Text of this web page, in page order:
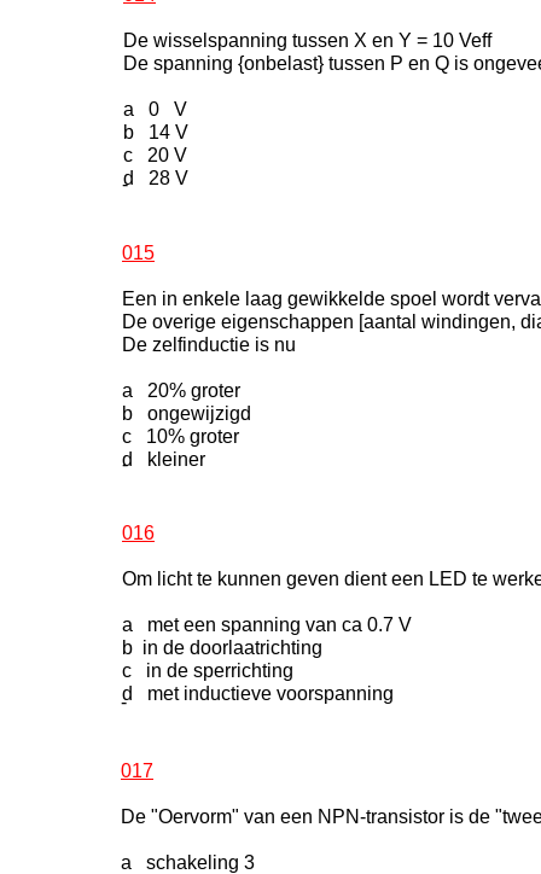
De wisselspanning tussen X en Y = 10 Veff
De spanning {onbelast} tussen P en Q is
a 0 V
b 14 V
c 20 V
d 28 V
-
015
Een in enkele laag gewikkelde spoel wordt
De overige eigenschappen [aantal windingen,
De zelfinductie is nu
a 20% groter
b ongewijzigd
c 10% groter
d kleiner
-
016
Om licht te kunnen geven dient een LED te
a met een spanning van ca 0.7 V
b in de doorlaatrichting
c in de sperrichting
d met inductieve voorspanning
-
017
De "Oervorm" van een NPN-transistor is de
a schakeling 3